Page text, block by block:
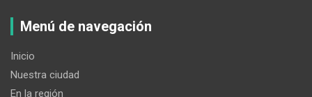
Menú de navegación
Inicio
Nuestra ciudad
En la región